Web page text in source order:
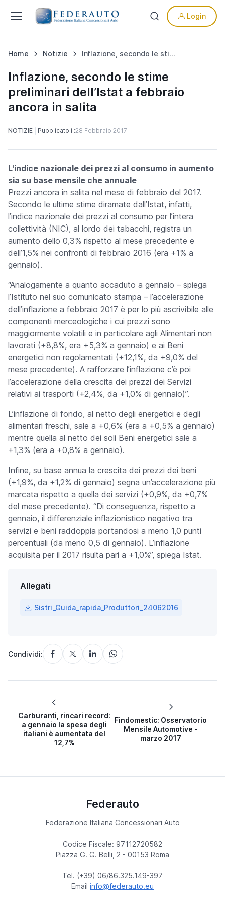
Login
Home Notizie Inflazione, secondo le stime preliminari dell’Istat a febbraio ancora in salita
Inflazione, secondo le stime
preliminari dell’Istat a febbraio
ancora in salita
NOTIZIE Pubblicato il:28 Febbraio 2017
L'indice nazionale dei prezzi al consumo in aumento
sia su base mensile che annuale
Prezzi ancora in salita nel mese di febbraio del 2017.
Secondo le ultime stime diramate dall’Istat, infatti,
l’indice nazionale dei prezzi al consumo per l’intera
collettività (NIC), al lordo dei tabacchi, registra un
aumento dello 0,3% rispetto al mese precedente e
dell’1,5% nei confronti di febbraio 2016 (era +1% a
gennaio).
“Analogamente a quanto accaduto a gennaio – spiega
l’Istituto nel suo comunicato stampa – l’accelerazione
dell’inflazione a febbraio 2017 è per lo più ascrivibile alle
componenti merceologiche i cui prezzi sono
maggiormente volatili e in particolare agli Alimentari non
lavorati (+8,8%, era +5,3% a gennaio) e ai Beni
energetici non regolamentati (+12,1%, da +9,0% del
mese precedente). A rafforzare l’inflazione c’è poi
l’accelerazione della crescita dei prezzi dei Servizi
relativi ai trasporti (+2,4%, da +1,0% di gennaio)”.
L’inflazione di fondo, al netto degli energetici e degli
alimentari freschi, sale a +0,6% (era a +0,5% a gennaio)
mentre quella al netto dei soli Beni energetici sale a
+1,3% (era a +0,8% a gennaio).
Infine, su base annua la crescita dei prezzi dei beni
(+1,9%, da +1,2% di gennaio) segna un’accelerazione più
marcata rispetto a quella dei servizi (+0,9%, da +0,7%
del mese precedente). “Di conseguenza, rispetto a
gennaio, il differenziale inflazionistico negativo tra
servizi e beni raddoppia portandosi a meno 1,0 punti
percentuali (da meno 0,5 di gennaio). L’inflazione
acquisita per il 2017 risulta pari a +1,0%”, spiega Istat.
Allegati
Sistri_Guida_rapida_Produttori_24062016
Condividi:
Carburanti, rincari record:
a gennaio la spesa degli
italiani è aumentata del
12,7%
Findomestic: Osservatorio
Mensile Automotive -
marzo 2017
Federauto
Federazione Italiana Concessionari Auto
Codice Fiscale: 97112720582
Piazza G. G. Belli, 2 - 00153 Roma
Tel. (+39) 06/86.325.149-397
Email info@federauto.eu